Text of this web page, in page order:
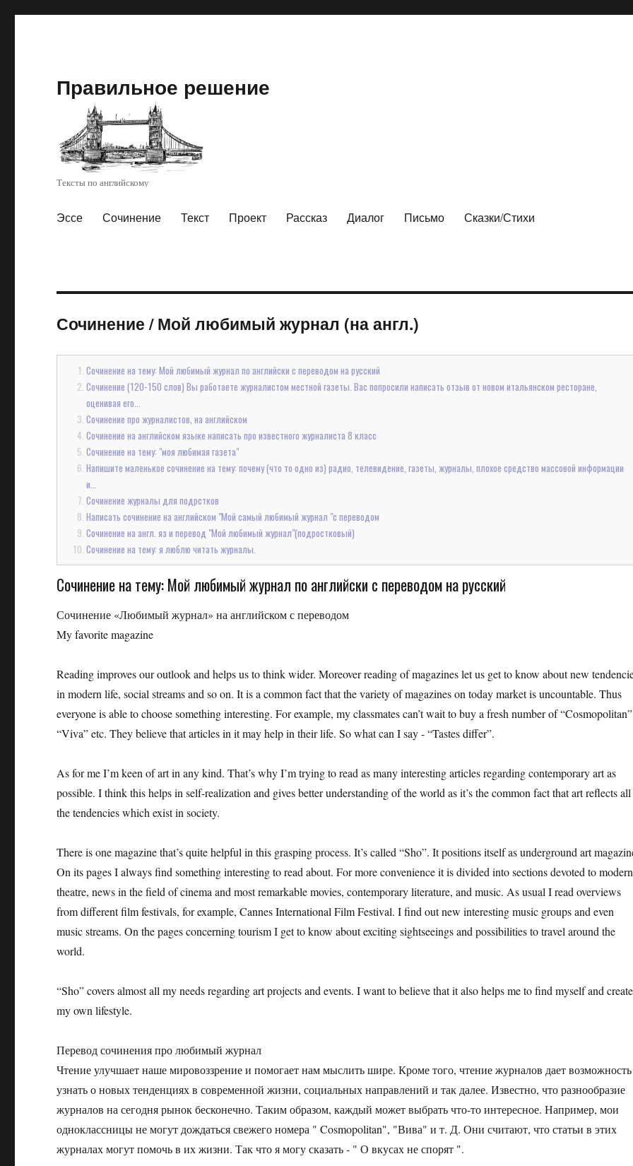
Правильное решение
Тексты по английскому
Эссе Сочинение Текст Проект Рассказ Диалог Письмо Сказки/Стихи
Сочинение/Мой любимый журнал (на англ.)
Сочинение на тему: Мой любимый журнал по английски с переводом на русский
Сочинение (120-150 слов) Вы работаете журналистом местной газеты. Вас попросили написать отзыв от новом итальянском ресторане,
оценивая его...
Сочинение про журналистов, на английском
Сочинение на английском языке написать про известного журналиста 8 класс
Сочинение на тему: "моя любимая газета"
Напишите маленькое сочинение на тему: почему (что то одно из) радио, телевидение, газеты, журналы, плохое средство массовой информации
и...
Сочинение журналы для подрстков
Написать сочинение на английском "Мой самый любимый журнал "с переводом
Сочинение на англ. яз и перевод "Мой любимый журнал"(подростковый)
Сочинение на тему: я люблю читать журналы.
Сочинение на тему: Мой любимый журнал по английски с переводом на русский
Сочинение «Любимый журнал» на английском с переводом
My favorite magazine
Reading improves our outlook and helps us to think wider. Moreover reading of magazines let us get to know about new
in modern life, social streams and so on. It is a common fact that the variety of magazines on today market is uncountable. Thus
everyone is able to choose something interesting. For example, my classmates can’t wait to buy a fresh number of
“Viva” etc. They believe that articles in it may help in their life. So what can I say - “Tastes differ”.
As for me I’m keen of art in any kind. That’s why I’m trying to read as many interesting articles regarding contemporary art as
possible. I think this helps in self-realization and gives better understanding of the world as it’s the common fact that art reflects all
the tendencies which exist in society.
There is one magazine that’s quite helpful in this grasping process. It’s called “Sho”. It positions itself as underground art
On its pages I always find something interesting to read about. For more convenience it is divided into sections devoted to modern
theatre, news in the field of cinema and most remarkable movies, contemporary literature, and music. As usual I read overviews
from different film festivals, for example, Cannes International Film Festival. I find out new interesting music groups and even
music streams. On the pages concerning tourism I get to know about exciting sightseeings and possibilities to travel around the
world.
“Sho” covers almost all my needs regarding art projects and events. I want to believe that it also helps me to find myself and create
my own lifestyle.
Перевод сочинения про любимый журнал
Чтение улучшает наше мировоззрение и помогает нам мыслить шире. Кроме того, чтение журналов дает возможность
узнать о новых тенденциях в современной жизни, социальных направлений и так далее. Известно, что разнообразие
журналов на сегодня рынок бесконечно. Таким образом, каждый может выбрать что-то интересное. Например, мои
одноклассницы не могут дождаться свежего номера " Cosmopolitan", "Вива" и т. Д. Они считают, что статьи в этих
журналах могут помочь в их жизни. Так что я могу сказать - " О вкусах не спорят ".